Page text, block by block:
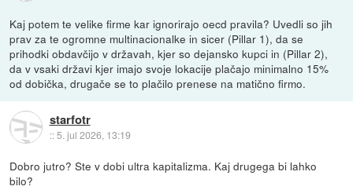
Kaj potem te velike firme kar ignorirajo oecd pravila? Uvedli so jih
prav za te ogromne multinacionalke in sicer (Pillar 1), da se
prihodki obdavčijo v državah, kjer so dejansko kupci in (Pillar 2),
da v vsaki državi kjer imajo svoje lokacije plačajo minimalno 15%
od dobička, drugače se to plačilo prenese na matično firmo.
starfotr
::5. jul 2026, 13:19
Dobro jutro? Ste v dobi ultra kapitalizma. Kaj drugega bi lahko
bilo?